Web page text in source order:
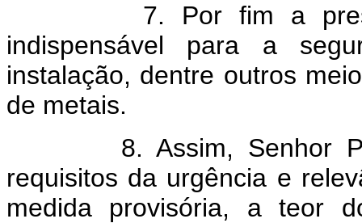
7. Por fim a
indispensável para a
instalação, dentre outros
de metais.
8. Assim, Senhor
requisitos da urgência e
medida provisória, a teor